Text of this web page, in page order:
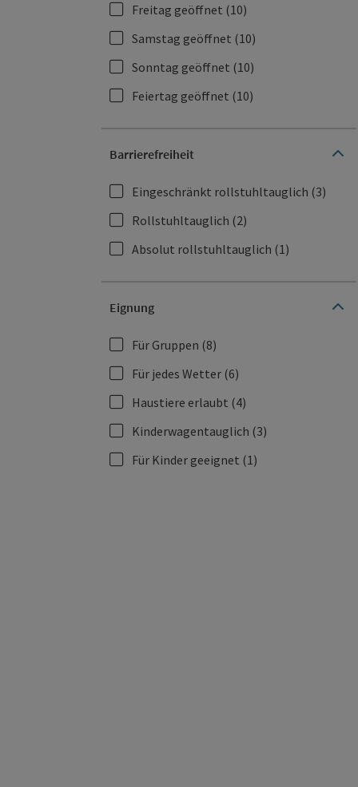
Freitag geöffnet (10)
Samstag geöffnet (10)
Sonntag geöffnet (10)
Feiertag geöffnet (10)
Barrierefreiheit
Eingeschränkt rollstuhltauglich (3)
Rollstuhltauglich (2)
Absolut rollstuhltauglich (1)
Eignung
Für Gruppen (8)
Für jedes Wetter (6)
Haustiere erlaubt (4)
Kinderwagentauglich (3)
Für Kinder geeignet (1)